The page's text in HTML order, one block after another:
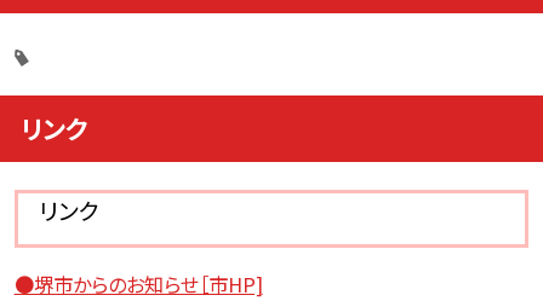
リンク
リンク
●堺市からのお知らせ［市HP]